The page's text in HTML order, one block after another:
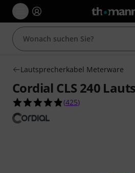
Lautsprecherkabel Meterware
Cordial CLS 240
4.9 von 5 Sternen
(425)